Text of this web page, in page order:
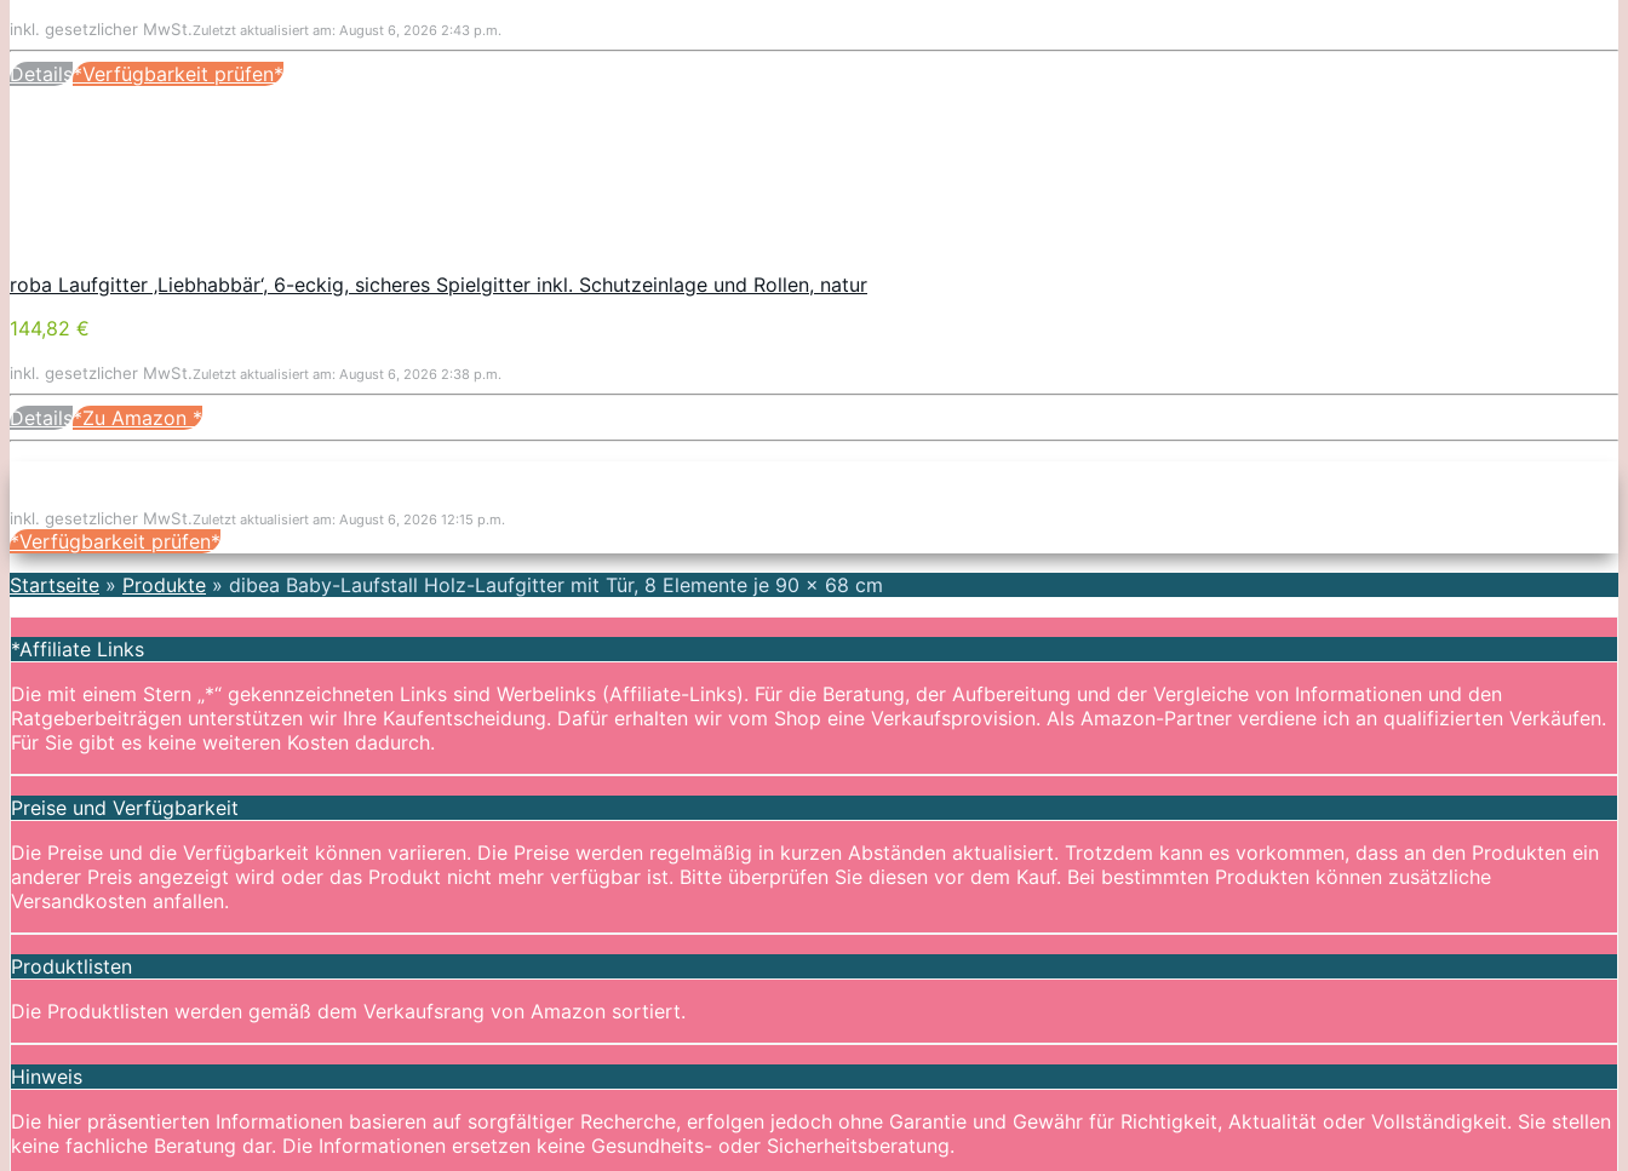
inkl. gesetzlicher MwSt.Zuletzt aktualisiert am: August 6, 2026 2:43 p.m.
Details*Verfügbarkeit prüfen*
roba Laufgitter ‚Liebhabbär‘, 6-eckig, sicheres Spielgitter inkl. Schutzeinlage und Rollen, natur
144,82 €
inkl. gesetzlicher MwSt.Zuletzt aktualisiert am: August 6, 2026 2:38 p.m.
Details*Zu Amazon *
inkl. gesetzlicher MwSt.Zuletzt aktualisiert am: August 6, 2026 12:15 p.m.
*Verfügbarkeit prüfen*
Startseite » Produkte » dibea Baby-Laufstall Holz-Laufgitter mit Tür, 8 Elemente je 90 x 68 cm
*Affiliate Links
Die mit einem Stern „*“ gekennzeichneten Links sind Werbelinks (Affiliate-Links). Für die Beratung, der Aufbereitung und der Vergleiche von Informationen und den
Ratgeberbeiträgen unterstützen wir Ihre Kaufentscheidung. Dafür erhalten wir vom Shop eine Verkaufsprovision. Als Amazon-Partner verdiene ich an qualifizierten Verkäufen.
Für Sie gibt es keine weiteren Kosten dadurch.
Preise und Verfügbarkeit
Die Preise und die Verfügbarkeit können variieren. Die Preise werden regelmäßig in kurzen Abständen aktualisiert. Trotzdem kann es vorkommen, dass an den Produkten ein
anderer Preis angezeigt wird oder das Produkt nicht mehr verfügbar ist. Bitte überprüfen Sie diesen vor dem Kauf. Bei bestimmten Produkten können zusätzliche
Versandkosten anfallen.
Produktlisten
Die Produktlisten werden gemäß dem Verkaufsrang von Amazon sortiert.
Hinweis
Die hier präsentierten Informationen basieren auf sorgfältiger Recherche, erfolgen jedoch ohne Garantie und Gewähr für Richtigkeit, Aktualität oder Vollständigkeit. Sie stellen
keine fachliche Beratung dar. Die Informationen ersetzen keine Gesundheits- oder Sicherheitsberatung.